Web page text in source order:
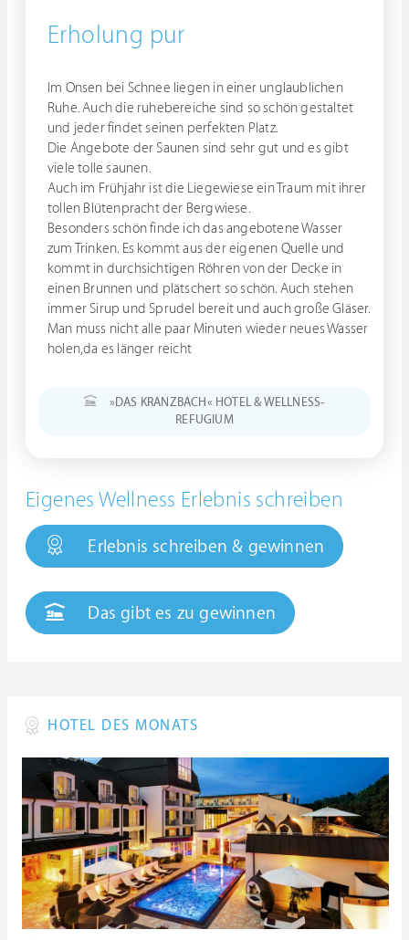
Erholung pur
Im Onsen bei Schnee liegen in einer unglaublichen
Ruhe. Auch die ruhebereiche sind so schön gestaltet
und jeder findet seinen perfekten Platz.
Die Angebote der Saunen sind sehr gut und es gibt
viele tolle saunen.
Auch im Frühjahr ist die Liegewiese ein Traum mit ihrer
tollen Blütenpracht der Bergwiese.
Besonders schön finde ich das angebotene Wasser
zum Trinken. Es kommt aus der eigenen Quelle und
kommt in durchsichtigen Röhren von der Decke in
einen Brunnen und plätschert so schön. Auch stehen
immer Sirup und Sprudel bereit und auch große Gläser.
Man muss nicht alle paar Minuten wieder neues Wasser
holen,da es länger reicht
»DAS KRANZBACH« HOTEL & WELLNESS-
REFUGIUM
Eigenes Wellness Erlebnis schreiben
Erlebnis schreiben & gewinnen
Das gibt es zu gewinnen
HOTEL DES MONATS